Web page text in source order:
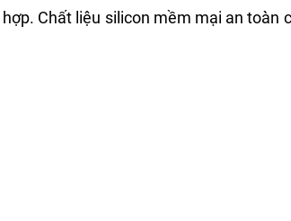
Chất liệu silicon mềm mại an toàn